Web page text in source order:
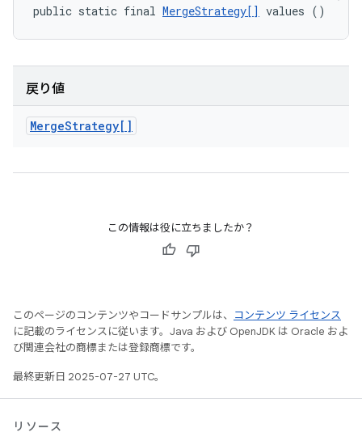
public static final MergeStrategy[] values ()
戻り値
MergeStrategy[]
この情報は役に立ちましたか？
このページのコンテンツやコードサンプルは、
コンテンツ ライセンス
に記載のライセンスに従います。Java および OpenJDK は Oracle およ
び関連会社の商標または登録商標です。
最終更新日 2025-07-27 UTC。
リソース